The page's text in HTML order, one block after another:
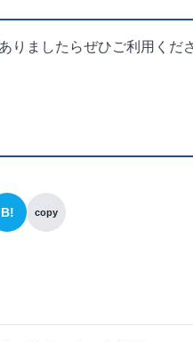
ましたらぜひご利用くだ
B! copy